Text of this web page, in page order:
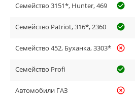
Семейство 3151*, Hunter, 469
Семейство Patriot, 316*, 2360
Семейство 452, Буханка, 3303* highlight_off
Семейство Profi
Автомобили ГАЗ highlight_off